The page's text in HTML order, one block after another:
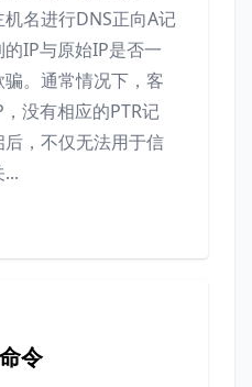
名进行DNS正向A记
IP与原始IP是否一
。通常情况下，客
没有相应的PTR记
，不仅无法用于信
令